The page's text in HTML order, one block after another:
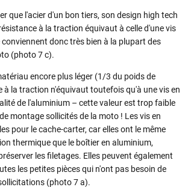
que l'acier d'un bon tiers, son design high tech
à la traction équivaut à celle d'une vis
donc très bien à la plupart des
(photo 7 c).
encore plus léger (1/3 du poids de
à la traction n'équivaut toutefois qu'à une vis en
de l'aluminium – cette valeur est trop faible
montage sollicités de la moto ! Les vis en
pour le cache-carter, car elles ont le même
thermique que le boîtier en aluminium,
les filetages. Elles peuvent également
les petites pièces qui n'ont pas besoin de
(photo 7 a).